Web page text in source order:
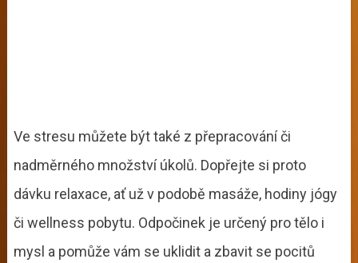
Ve stresu můžete být také z přepracování či
nadměrného množství úkolů. Dopřejte si proto
dávku relaxace, ať už v podobě masáže, hodiny jógy
či wellness pobytu. Odpočinek je určený pro tělo i
mysl a pomůže vám se uklidit a zbavit se pocitů